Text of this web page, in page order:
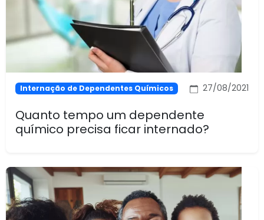
Internação de Dependentes Químicos 27/08/2021
Quanto tempo um dependente
químico precisa ficar internado?